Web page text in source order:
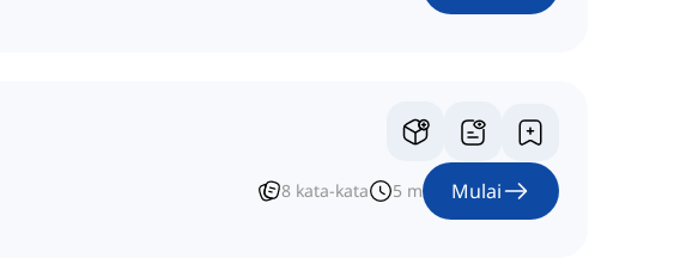
8 kata-kata 5 m Mulai